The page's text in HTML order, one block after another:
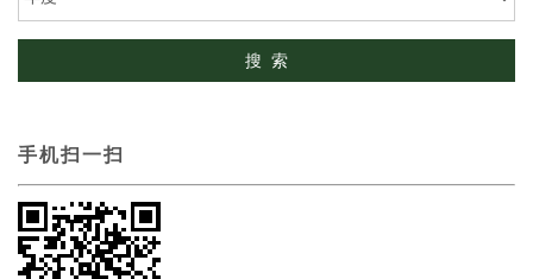
手机扫一扫